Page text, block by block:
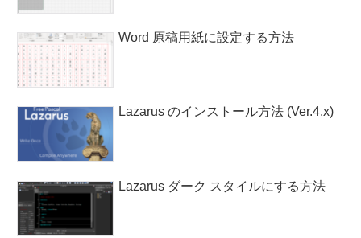
Word 原稿用紙に設定する方法
Lazarus のインストール方法 (Ver.4.x)
Lazarus ダーク スタイルにする方法